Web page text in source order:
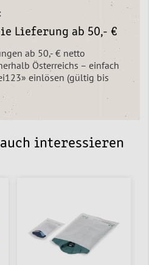
Lieferung ab 50,- €
ab 50,- € netto
Österreichs – einfach
einlösen (gültig bis
auch interessieren